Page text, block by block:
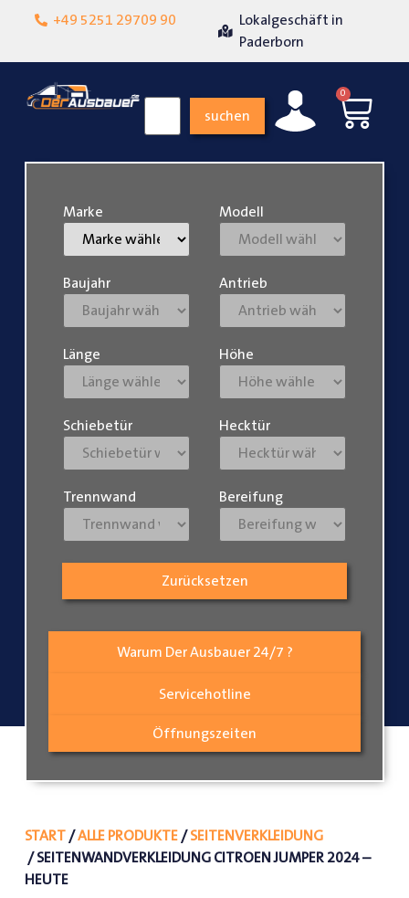
+49 5251 29709 90
Lokalgeschäft in
suchen
0
Warum Der Ausbauer 24/7 ?
Servicehotline
Öffnungszeiten
Marke Modell
Baujahr Antrieb
Länge Höhe
Schiebetür Hecktür
Trennwand Bereifung
Zurücksetzen
START/ALLE PRODUKTE/SEITENVERKLEIDUNG
/ SEITENWANDVERKLEIDUNG CITROEN JUMPER 2024 –
HEUTE